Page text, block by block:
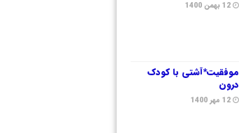
12 بهمن 1400
موفقیت*آشتی با کودک
درون
12 مهر 1400